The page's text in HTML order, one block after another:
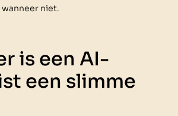
niet.
is een AI-
een slimme